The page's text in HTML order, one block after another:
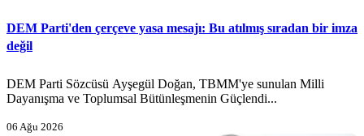
DEM Parti'den çerçeve yasa mesajı: Bu atılmış sıradan bir imza
değil
DEM Parti Sözcüsü Ayşegül Doğan, TBMM'ye sunulan Milli
Dayanışma ve Toplumsal Bütünleşmenin Güçlendi...
06 Ağu 2026